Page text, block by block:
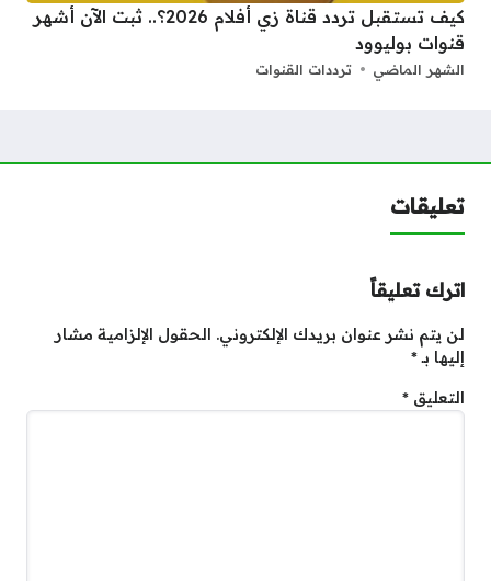
كيف تستقبل تردد قناة زي أفلام 2026؟.. ثبت الآن أشهر
قنوات بوليوود
الشهر الماضي ترددات القنوات
تعليقات
اترك تعليقاً
لن يتم نشر عنوان بريدك الإلكتروني. الحقول الإلزامية مشار
إليها بـ*
التعليق *